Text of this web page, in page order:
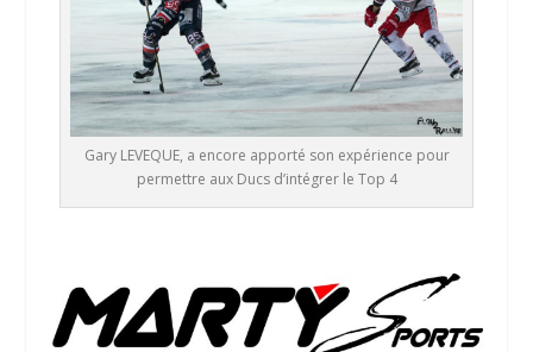
Gary LEVEQUE, a encore apporté son expérience pour
permettre aux Ducs d’intégrer le Top 4